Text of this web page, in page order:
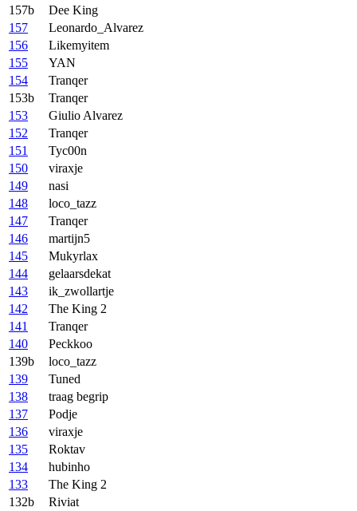
157b
Dee King
157
Leonardo_Alvarez
156
Likemyitem
155
YAN
154
Tranqer
153b
Tranqer
153
Giulio Alvarez
152
Tranqer
151
Tyc00n
150
viraxje
149
nasi
148
loco_tazz
147
Tranqer
146
martijn5
145
Mukyrlax
144
gelaarsdekat
143
ik_zwollartje
142
The King 2
141
Tranqer
140
Peckkoo
139b
loco_tazz
139
Tuned
138
traag begrip
137
Podje
136
viraxje
135
Roktav
134
hubinho
133
The King 2
132b
Riviat